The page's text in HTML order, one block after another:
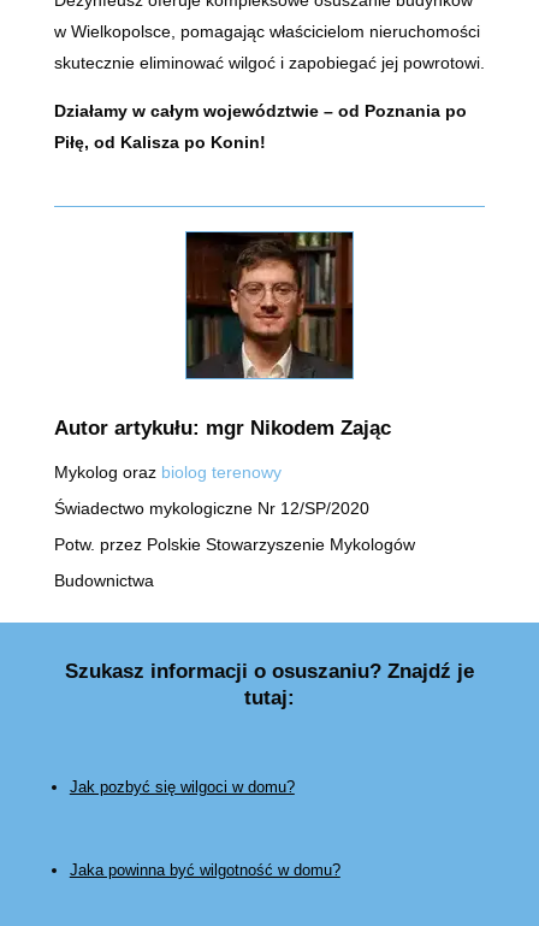
w Wielkopolsce, pomagając właścicielom nieruchomości
skutecznie eliminować wilgoć i zapobiegać jej powrotowi.
Działamy w całym województwie – od Poznania po
Piłę, od Kalisza po Konin!
Autor artykułu: mgr Nikodem Zając
Mykolog oraz biolog terenowy
Świadectwo mykologiczne Nr 12/SP/2020
Potw. przez Polskie Stowarzyszenie Mykologów
Budownictwa
Szukasz informacji o osuszaniu? Znajdź je
tutaj:
Jak pozbyć się wilgoci w domu?
Jaka powinna być wilgotność w domu?